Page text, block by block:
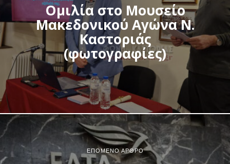
Ομιλία στο Μουσείο
Μακεδονικού Αγώνα Ν.
Καστοριάς
(φωτογραφίες)
ΕΠΌΜΕΝΟ ΆΡΘΡΟ